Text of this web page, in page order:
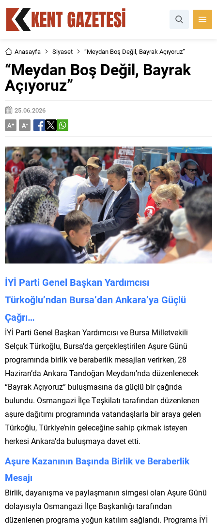
Anasayfa Siyaset “Meydan Boş Değil, Bayrak Açıyoruz”
“Meydan Boş Değil, Bayrak
Açıyoruz”
25.06.2026
A+ A-
İYİ Parti Genel Başkan Yardımcısı
Türkoğlu’ndan Bursa’dan Ankara’ya Güçlü
Çağrı…
İYİ Parti Genel Başkan Yardımcısı ve Bursa Milletvekili
Selçuk Türkoğlu, Bursa’da gerçekleştirilen Aşure Günü
programında birlik ve beraberlik mesajları verirken, 28
Haziran’da Ankara Tandoğan Meydanı’nda düzenlenecek
“Bayrak Açıyoruz” buluşmasına da güçlü bir çağrıda
bulundu. Osmangazi İlçe Teşkilatı tarafından düzenlenen
aşure dağıtımı programında vatandaşlarla bir araya gelen
Türkoğlu, Türkiye’nin geleceğine sahip çıkmak isteyen
herkesi Ankara’da buluşmaya davet etti.
Aşure Kazanının Başında Birlik ve Beraberlik
Mesajı
Birlik, dayanışma ve paylaşmanın simgesi olan Aşure Günü
dolayısıyla Osmangazi İlçe Başkanlığı tarafından
düzenlenen programa yoğun katılım sağlandı. Programa İYİ